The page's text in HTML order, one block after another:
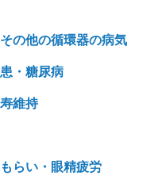
の他の循環器の病気
・糖尿病
維持
らい・眼精疲労